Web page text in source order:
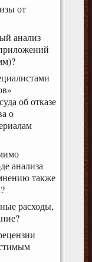
от
анализ
об отказе
о
анализа
также
расходы,